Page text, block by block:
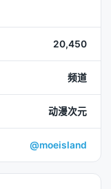
20,450
频道
动漫次元
@moeisland